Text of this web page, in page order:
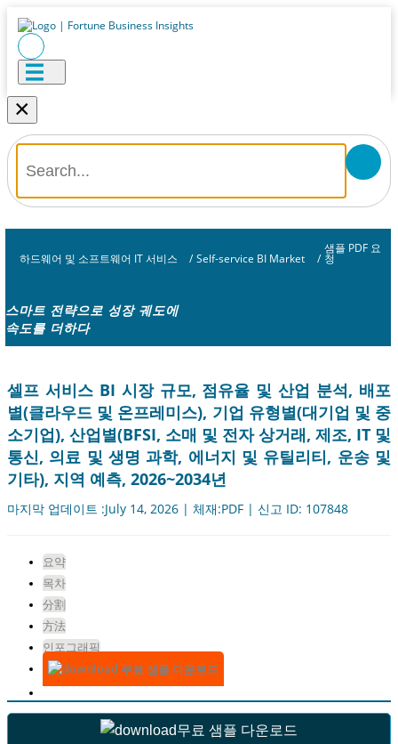
×
하드웨어 및 소프트웨어 IT 서비스 / Self-service BI Market /
샘플 PDF 요
청
스마트 전략으로 성장 궤도에
속도를 더하다
셀프 서비스 BI 시장 규모, 점유율 및 산업 분석, 배포
별(클라우드 및 온프레미스), 기업 유형별(대기업 및 중
소기업), 산업별(BFSI, 소매 및 전자 상거래, 제조, IT 및
통신, 의료 및 생명 과학, 에너지 및 유틸리티, 운송 및
기타), 지역 예측, 2026~2034년
마지막 업데이트 :July 14, 2026 | 체재:PDF | 신고 ID: 107848
요약
목차
分割
方法
인포그래픽
무료 샘플 다운로드
무료 샘플 다운로드